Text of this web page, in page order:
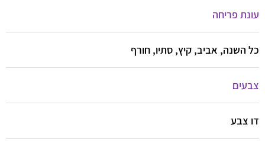
עונת פריחה
כל השנה, אביב, קיץ, סתיו, חורף
צבעים
דו צבע